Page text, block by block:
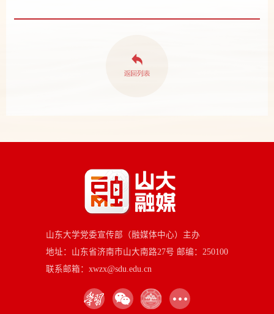
山东大学党委宣传部（融媒体中心）主办
地址：山东省济南市山大南路27号 邮编：250100
联系邮箱：xwzx@sdu.edu.cn